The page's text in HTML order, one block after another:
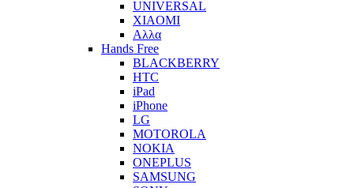
UNIVERSAL
XIAOMI
Αλλα
Hands Free
BLACKBERRY
HTC
iPad
iPhone
LG
MOTOROLA
NOKIA
ONEPLUS
SAMSUNG